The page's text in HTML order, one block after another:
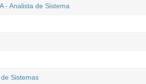
- Analista de Sistema
Sistemas